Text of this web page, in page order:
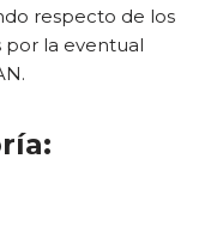
respecto de los
por la eventual